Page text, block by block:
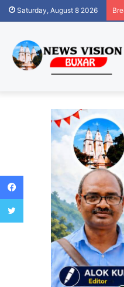
Saturday, August 8 2026
Facebook